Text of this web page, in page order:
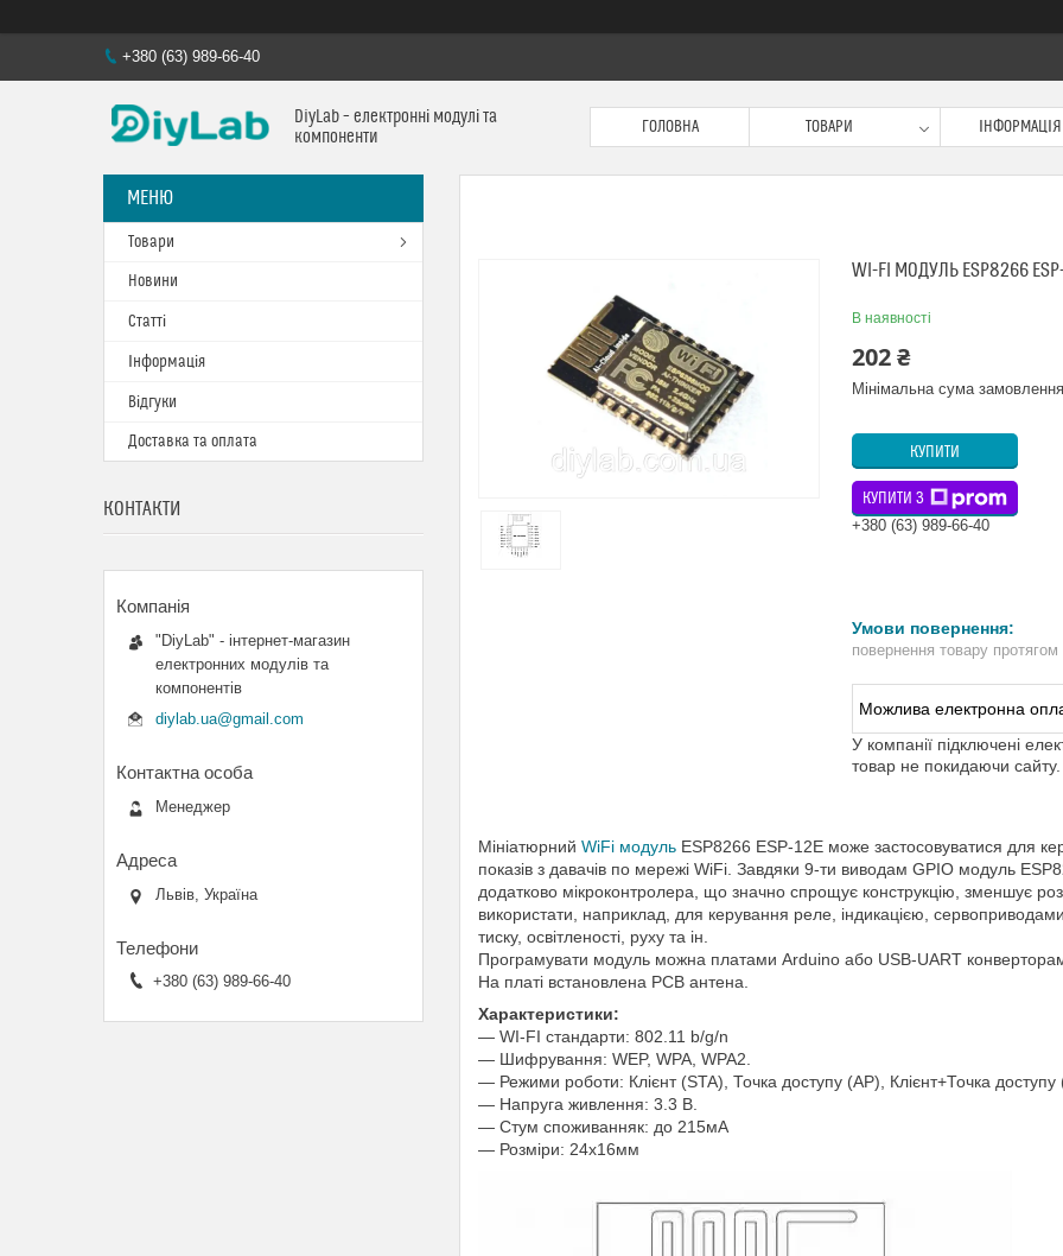
+380 (63) 989-66-40
DiyLab – електронні модулі та
компоненти
ГОЛОВНА ТОВАРИ ІНФОРМАЦІЯ
WI-FI МОДУЛЬ ESP8266
В наявності
202 ₴
Мінімальна сума
КУПИТИ
КУПИТИ З
+380 (63) 989-66-40
повернення товару протягом
У компанії підключені
товар не покидаючи сайту.
Мініатюрний WiFi модуль ESP8266 ESP-12E може застосовуватися для
показів з давачів по мережі WiFi. Завдяки 9-ти виводам GPIO модуль
додатково мікроконтролера, що значно спрощує конструкцію, зменшує
використати, наприклад, для керування реле, індикацією,
тиску, освітленості, руху та ін.
Програмувати модуль можна платами Arduino або USB-UART
На платі встановлена PCB антена.
Характеристики:
― WI-FI стандарти: 802.11 b/g/n
― Шифрування: WEP, WPA, WPA2.
― Режими роботи: Клієнт (STA), Точка доступу (AP), Клієнт+Точка доступу
― Напруга живлення: 3.3 В.
― Стум споживанняк: до 215мА
― Розміри: 24х16мм
Товари
Новини
Статті
Інформація
Відгуки
Доставка та оплата
КОНТАКТИ
"DiyLab" - інтернет-магазин
електронних модулів та
компонентів
diylab.ua@gmail.com
Менеджер
Львів, Україна
+380 (63) 989-66-40